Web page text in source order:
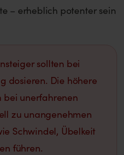
– erheblich potenter sein
sollten bei
dosieren. Die höhere
bei unerfahrenen
zu unangenehmen
Schwindel, Übelkeit
führen.